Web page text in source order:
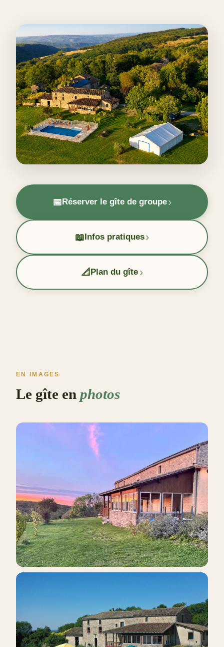
📅 Réserver le gîte de groupe›
📖 Infos pratiques›
📐 Plan du gîte ›
EN IMAGES
Le gîte en photos